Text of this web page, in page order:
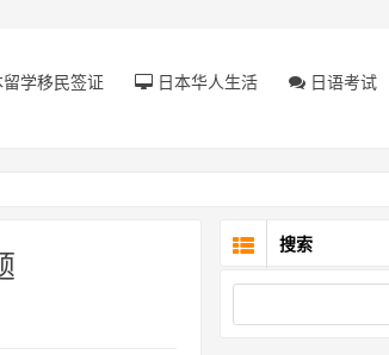
留学移民签证 日本华人生活 日语考试
搜索